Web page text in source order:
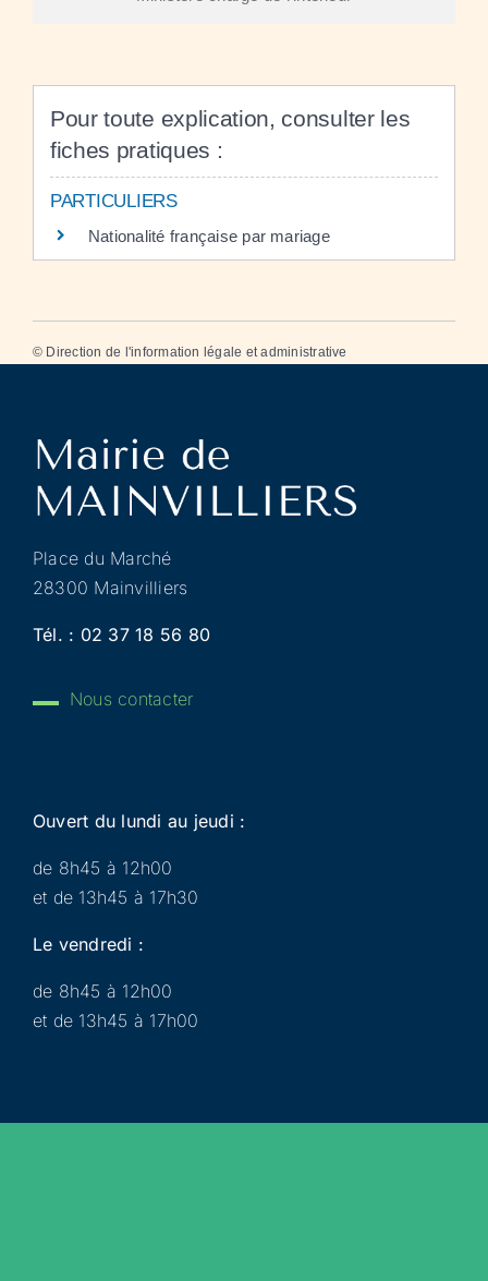
Pour toute explication, consulter les
fiches pratiques :
PARTICULIERS
Nationalité française par mariage
© Direction de l'information légale et administrative
Place du Marché
28300 Mainvilliers
Tél. : 02 37 18 56 80
Nous contacter
Ouvert du lundi au jeudi :
de 8h45 à 12h00
et de 13h45 à 17h30
Le vendredi :
de 8h45 à 12h00
et de 13h45 à 17h00